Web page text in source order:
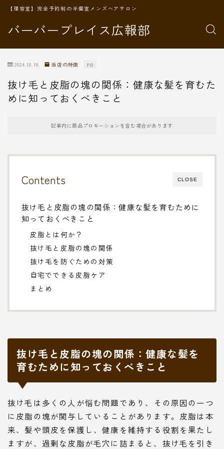
バーバープレイス広報部
【理容室】完全予約制の半個室メンズヘアサロン
2024.10.18 当店の特徴 PR
抜け毛と皮脂の塊の関係：健康な髪を育むた
めに知っておくべきこと
記事内に商品プロモーションを含む場合があります
CLOSE
Contents
抜け毛と皮脂の塊の関係：健康な髪を育むために
知っておくべきこと
皮脂とは何か？
抜け毛と皮脂の塊の関係
抜け毛を防ぐための対策
自宅でできる皮脂ケア
まとめ
抜け毛と皮脂の塊の関係：健康な髪を
育むために知っておくべきこと
抜け毛は多くの人が悩む問題であり、その原因の一つ
に皮脂の塊が関与していることがあります。皮脂は本
来、髪や頭皮を保護し、健康を維持する役割を果たし
ますが、過剰な皮脂が毛穴に詰まると、抜け毛を引き